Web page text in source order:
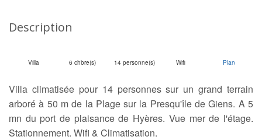
Description
Villa 6 chbre(s) 14 personne(s) Wifi Plan
Villa climatisée pour 14 personnes sur un grand terrain
arboré à 50 m de la Plage sur la Presqu'île de Giens. A 5
mn du port de plaisance de Hyères. Vue mer de l'étage.
Stationnement. Wifi & Climatisation.